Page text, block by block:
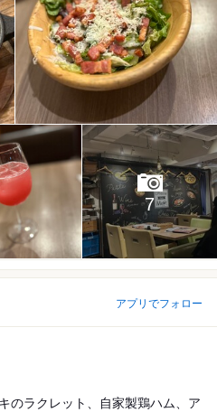
7
アプリでフォロー
のラクレット、自家製鶏ハム、ア